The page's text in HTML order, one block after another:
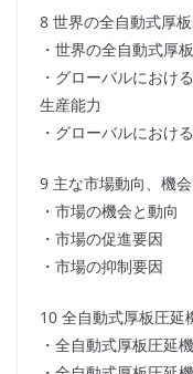
8 世界の全自動式厚
・世界の全自動式厚
・グローバルにおけ
生産能力
・グローバルにおけ
9 主な市場動向、機
・市場の機会と動向
・市場の促進要因
・市場の抑制要因
10 全自動式厚板圧延
・全自動式厚板圧延